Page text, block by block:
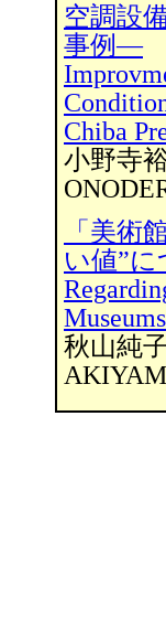
空調設
事例―
Chiba
小野寺
「美術
い値”に
秋山純